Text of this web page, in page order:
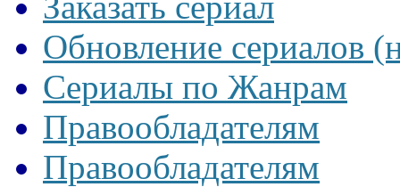
Обновление сериалов
Сериалы по Жанрам
Правообладателям
Правообладателям